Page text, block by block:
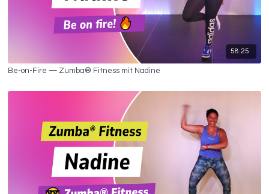
58:25
Be-on-Fire — Zumba® Fitness mit Nadine